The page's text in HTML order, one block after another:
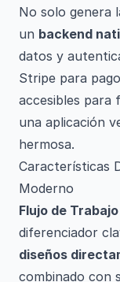
No solo genera
un backend
datos y
Stripe para
accesibles para
una aplicación
hermosa.
Características
Moderno
Flujo de
diferenciador
diseños
combinado con